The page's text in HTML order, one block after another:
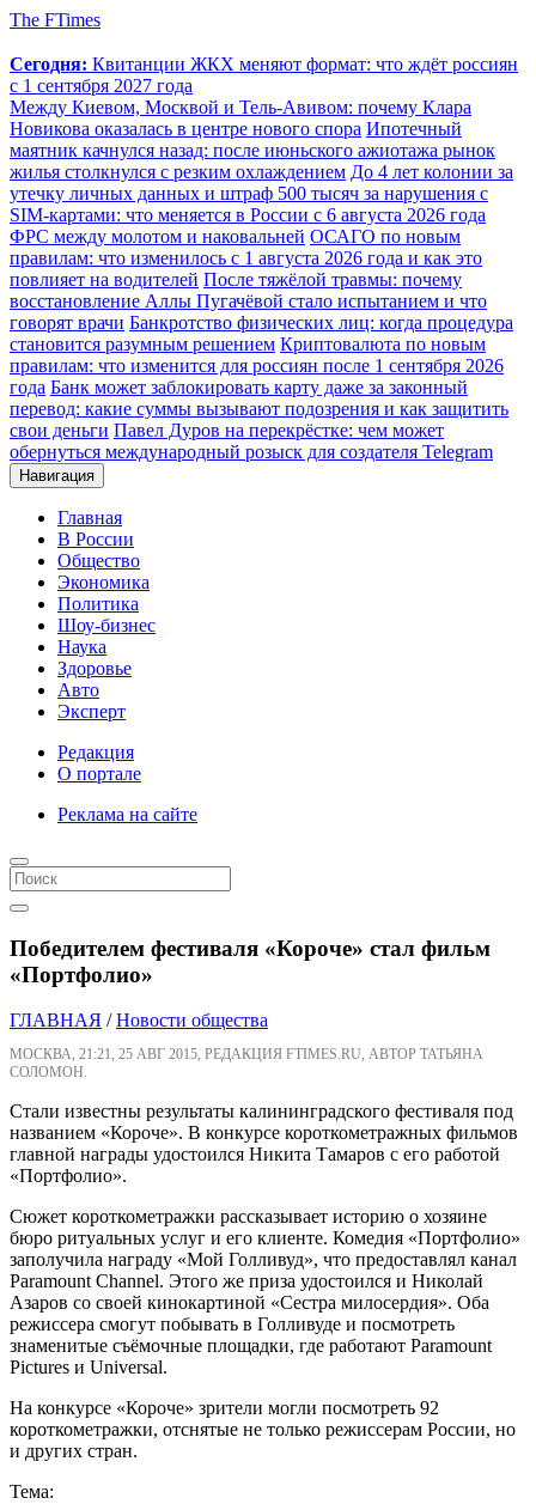
The FTimes
Сегодня: Квитанции ЖКХ меняют формат: что ждёт россиян
с 1 сентября 2027 года
Между Киевом, Москвой и Тель-Авивом: почему Клара
Новикова оказалась в центре нового спора Ипотечный
маятник качнулся назад: после июньского ажиотажа рынок
жилья столкнулся с резким охлаждением До 4 лет колонии за
утечку личных данных и штраф 500 тысяч за нарушения с
SIM-картами: что меняется в России с 6 августа 2026 года
ФРС между молотом и наковальней ОСАГО по новым
правилам: что изменилось с 1 августа 2026 года и как это
повлияет на водителей После тяжёлой травмы: почему
восстановление Аллы Пугачёвой стало испытанием и что
говорят врачи Банкротство физических лиц: когда процедура
становится разумным решением Криптовалюта по новым
правилам: что изменится для россиян после 1 сентября 2026
года Банк может заблокировать карту даже за законный
перевод: какие суммы вызывают подозрения и как защитить
свои деньги Павел Дуров на перекрёстке: чем может
обернуться международный розыск для создателя Telegram
Навигация
Главная
В России
Общество
Экономика
Политика
Шоу-бизнес
Наука
Здоровье
Авто
Эксперт
Редакция
О портале
Реклама на сайте
Победителем фестиваля «Короче» стал фильм
«Портфолио»
ГЛАВНАЯ /Новости общества
МОСКВА, 21:21, 25 АВГ 2015, РЕДАКЦИЯ FTIMES.RU, АВТОР ТАТЬЯНА
СОЛОМОН.
Стали известны результаты калининградского фестиваля под
названием «Короче». В конкурсе короткометражных фильмов
главной награды удостоился Никита Тамаров с его работой
«Портфолио».
Сюжет короткометражки рассказывает историю о хозяине
бюро ритуальных услуг и его клиенте. Комедия «Портфолио»
заполучила награду «Мой Голливуд», что предоставлял канал
Paramount Channel. Этого же приза удостоился и Николай
Азаров со своей кинокартиной «Сестра милосердия». Оба
режиссера смогут побывать в Голливуде и посмотреть
знаменитые съёмочные площадки, где работают Paramount
Pictures и Universal.
На конкурсе «Короче» зрители могли посмотреть 92
короткометражки, отснятые не только режиссерам России, но
и других стран.
Тема: